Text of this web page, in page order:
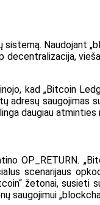
Naudojant
kad „Bitcoin
adresų
daugiau
OP_RETURN.
scenarijaus
žetonai,
saugojimui